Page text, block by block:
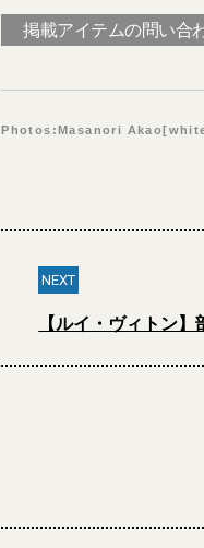
掲載アイテムの問い合
Photos:Masanori
NEXT
【ルイ・ヴィトン